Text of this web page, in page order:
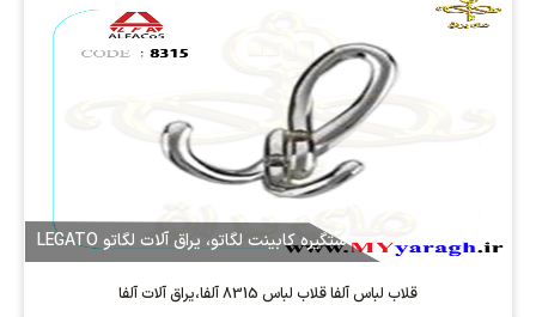
دستگیره کابینت لگاتو، یراق آلات لگاتو LEGATO
قلاب لباس آلفا قلاب لباس 8315 آلفا،یراق آلات آلفا